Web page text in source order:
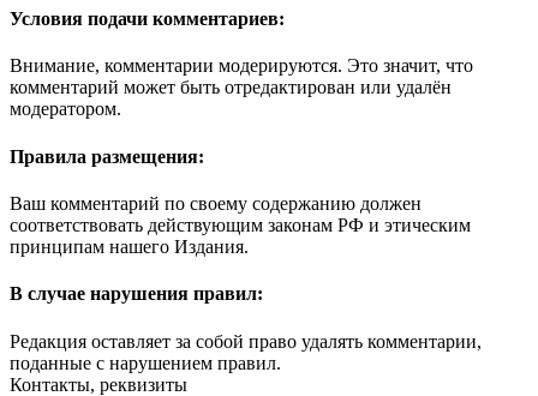
Условия подачи комментариев:
Внимание, комментарии модерируются. Это значит, что
комментарий может быть отредактирован или удалён
модератором.
Правила размещения:
Ваш комментарий по своему содержанию должен
соответствовать действующим законам РФ и этическим
принципам нашего Издания.
В случае нарушения правил:
Редакция оставляет за собой право удалять комментарии,
поданные с нарушением правил.
Контакты, реквизиты